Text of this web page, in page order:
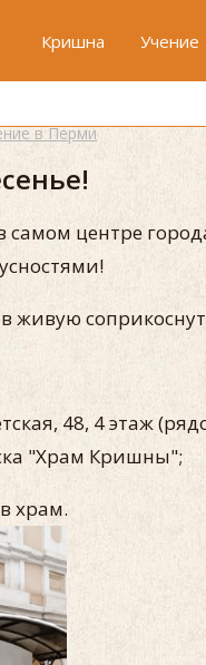
Кришна Учение
в Перми
самом центре
живую
48, 4 этаж
"Храм Кришны";
храм.